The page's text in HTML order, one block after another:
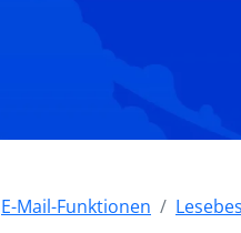
E-Mail-Funktionen